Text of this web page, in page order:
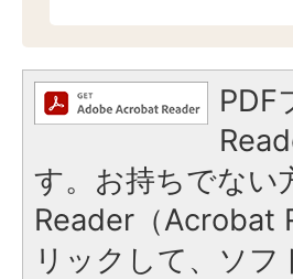
PDF
す。お持ちでない
Reader（Acrobat
リックして、ソ